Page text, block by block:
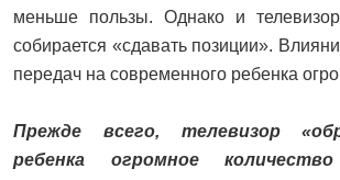
меньше пользы. Однако и
собирается «сдавать позиции».
передач на современного ребенка
Прежде всего, телевизор
ребенка огромное